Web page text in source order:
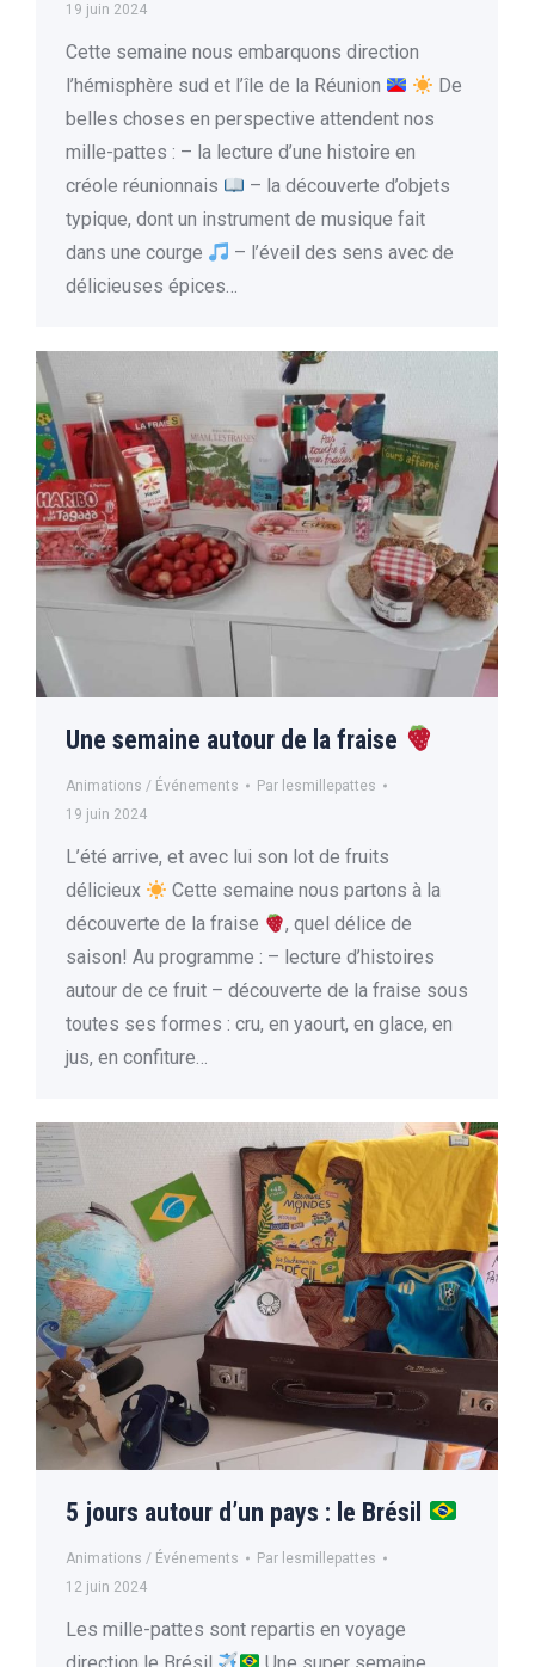
19 juin 2024
Cette semaine nous embarquons direction
l’hémisphère sud et l’île de la Réunion
De
belles choses en perspective attendent nos
mille-pattes : – la lecture d’une histoire en
créole réunionnais
– la découverte d’objets
typique, dont un instrument de musique fait
dans une courge
– l’éveil des sens avec de
délicieuses épices…
Une semaine autour de la fraise
Animations / Événements Par lesmillepattes
19 juin 2024
L’été arrive, et avec lui son lot de fruits
délicieux
Cette semaine nous partons à la
découverte de la fraise
, quel délice de
saison! Au programme : – lecture d’histoires
autour de ce fruit – découverte de la fraise sous
toutes ses formes : cru, en yaourt, en glace, en
jus, en confiture…
5 jours autour d’un pays : le Brésil
Animations / Événements Par lesmillepattes
12 juin 2024
Les mille-pattes sont repartis en voyage
direction le Brésil
Une super semaine